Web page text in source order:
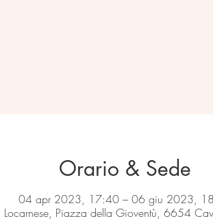
Orario & Sede
04 apr 2023, 17:40 – 06 giu 2023,
Locarnese, Piazza della Gioventù, 6654